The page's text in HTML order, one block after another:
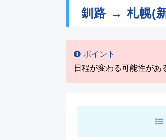
釧路 → 札幌(
ポイント
日程が変わる可能性があ